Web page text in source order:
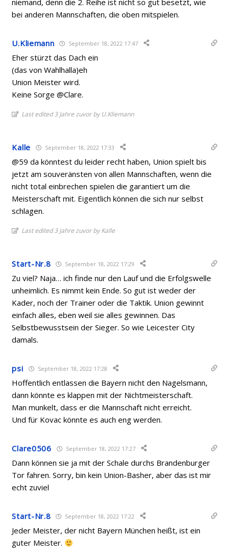
niemand, denn die 2. Reihe ist nicht so gut besetzt, wie
bei anderen Mannschaften, die oben mitspielen.
U.Kliemann September 18, 2022 17:47
Eher stürzt das Dach ein
(das von Wahlhalla)eh
Union Meister wird.
Keine Sorge @Clare.
Last edited 3 Jahre zuvor by U.Kliemann
Kalle September 18, 2022 17:33
@59 da könntest du leider recht haben, Union spielt bis
jetzt am souveränsten von allen Mannschaften, wenn die
nicht total einbrechen spielen die garantiert um die
Meisterschaft mit. Eigentlich können die sich nur selbst
schlagen.
Last edited 3 Jahre zuvor by Kalle
Start-Nr.8 September 18, 2022 17:29
Zu viel? Naja… ich finde nur den Lauf und die Erfolgswelle
unheimlich. Es nimmt kein Ende. So gut ist weder der
Kader, noch der Trainer oder die Taktik. Union gewinnt
einfach alles, eben weil sie alles gewinnen. Das
Selbstbewusstsein der Sieger. So wie Leicester City
damals.
psi September 18, 2022 17:28
Hoffentlich entlassen die Bayern nicht den Nagelsmann,
dann könnte es klappen mit der Nichtmeisterschaft.
Man munkelt, dass er die Mannschaft nicht erreicht.
Und für Kovac könnte es auch eng werden.
Clare0506 September 18, 2022 17:27
Dann können sie ja mit der Schale durchs Brandenburger
Tor fahren. Sorry, bin kein Union-Basher, aber das ist mir
echt zuviel
Start-Nr.8 September 18, 2022 17:22
Jeder Meister, der nicht Bayern München heißt, ist ein
guter Meister.